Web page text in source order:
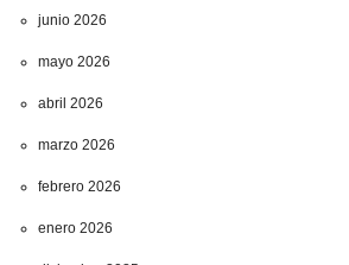
junio 2026
mayo 2026
abril 2026
marzo 2026
febrero 2026
enero 2026